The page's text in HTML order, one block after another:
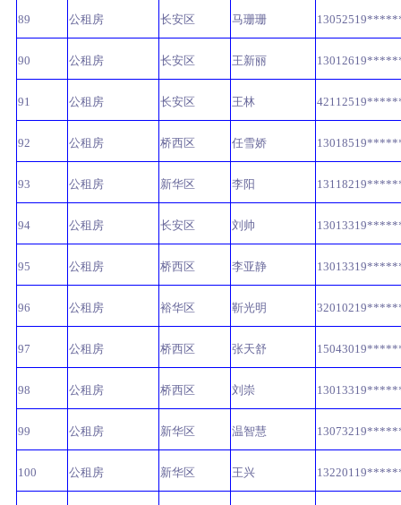
89 公租房 长安区 马珊珊
90 公租房 长安区 王新丽
91 公租房 长安区 王林
92 公租房 桥西区 任雪娇
93 公租房 新华区 李阳
94 公租房 长安区 刘帅
95 公租房 桥西区 李亚静
96 公租房 裕华区 靳光明
97 公租房 桥西区 张天舒
98 公租房 桥西区 刘崇
99 公租房 新华区 温智慧
100 公租房 新华区 王兴